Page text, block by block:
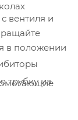
вентиля и
в положении
трубку из